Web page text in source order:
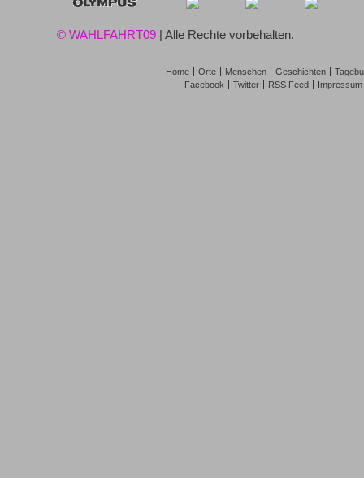
© WAHLFAHRT09 | Alle Rechte vorbehalten.
Home Orte Menschen Geschichten
Facebook
Twitter RSS Feed Impressum